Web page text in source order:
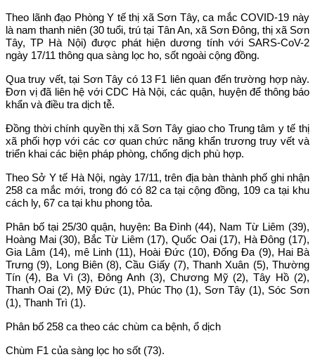
Theo lãnh đạo Phòng Y tế thị xã Sơn Tây, ca mắc COVID-19 này
là nam thanh niên (30 tuổi, trú tại Tân An, xã Sơn Đông, thị xã Sơn
Tây, TP Hà Nội) được phát hiện dương tính với SARS-CoV-2
ngày 17/11 thông qua sàng lọc ho, sốt ngoài cộng đồng.
Qua truy vết, tại Sơn Tây có 13 F1 liên quan đến trường hợp này.
Đơn vị đã liên hệ với CDC Hà Nội, các quận, huyện để thông báo
khẩn và điều tra dịch tễ.
Đồng thời chính quyền thị xã Sơn Tây giao cho Trung tâm y tế thị
xã phối hợp với các cơ quan chức năng khẩn trương truy vết và
triển khai các biện pháp phòng, chống dịch phù hợp.
Theo Sở Y tế Hà Nội, ngày 17/11, trên địa bàn thành phố ghi nhận
258 ca mắc mới, trong đó có 82 ca tại cộng đồng, 109 ca tại khu
cách ly, 67 ca tại khu phong tỏa.
Phân bố tại 25/30 quận, huyện: Ba Đình (44), Nam Từ Liêm (39),
Hoàng Mai (30), Bắc Từ Liêm (17), Quốc Oai (17), Hà Đông (17),
Gia Lâm (14), mê Linh (11), Hoài Đức (10), Đống Đa (9), Hai Bà
Trưng (9), Long Biên (8), Cầu Giấy (7), Thanh Xuân (5), Thường
Tín (4), Ba Vì (3), Đông Anh (3), Chương Mỹ (2), Tây Hồ (2),
Thanh Oai (2), Mỹ Đức (1), Phúc Thọ (1), Sơn Tây (1), Sóc Sơn
(1), Thanh Trì (1).
Phân bố 258 ca theo các chùm ca bệnh, ổ dịch
Chùm F1 của sàng lọc ho sốt (73).